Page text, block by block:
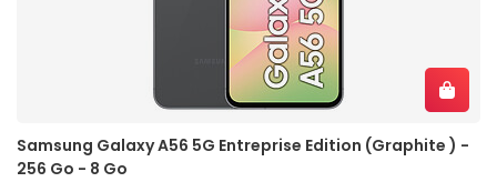
Samsung Galaxy A56 5G Entreprise Edition (Graphite ) -
256 Go - 8 Go